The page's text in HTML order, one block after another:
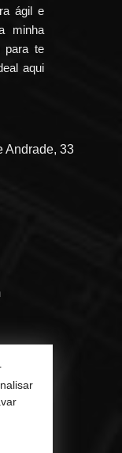
ágil e
minha
para te
aqui
Andrade, 33